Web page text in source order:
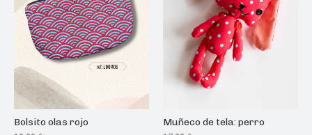
Bolsito olas rojo Muñeco de tela: perro